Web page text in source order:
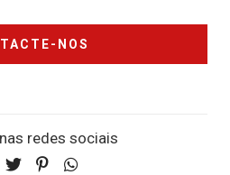
NOS
redes sociais